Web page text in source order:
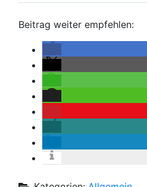
Beitrag weiter empfehlen: